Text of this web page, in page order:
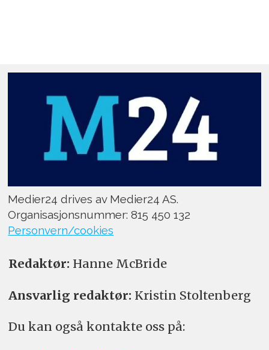
Medier24 drives av Medier24 AS.
Organisasjonsnummer: 815 450 132
Personvern/cookies
Redaktør: Hanne McBride
Ansvarlig redaktør: Kristin Stoltenberg
Du kan også kontakte oss på: